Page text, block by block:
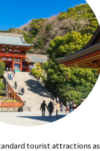
tourist attractions as